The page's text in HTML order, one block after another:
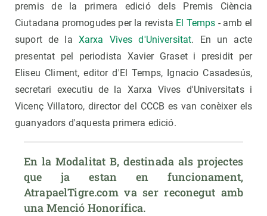
premis de la primera edició dels Premis Ciència
Ciutadana promogudes per la revista El Temps - amb el
suport de la Xarxa Vives d'Universitat. En un acte
presentat pel periodista Xavier Graset i presidit per
Eliseu Climent, editor d'El Temps, Ignacio Casadesús,
secretari executiu de la Xarxa Vives d'Universitats i
Vicenç Villatoro, director del CCCB es van conèixer els
guanyadors d'aquesta primera edició.
En la Modalitat B, destinada als projectes
que ja estan en funcionament,
AtrapaelTigre.com va ser reconegut amb
una Menció Honorífica.